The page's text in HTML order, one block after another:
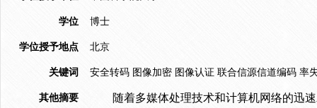
学位
博士
学位授予地点
北京
关键词
安全转码 图像加密 图像认证 联合信源信道编码 率
其他摘要
随着多媒体处理技术和计算机网络的迅